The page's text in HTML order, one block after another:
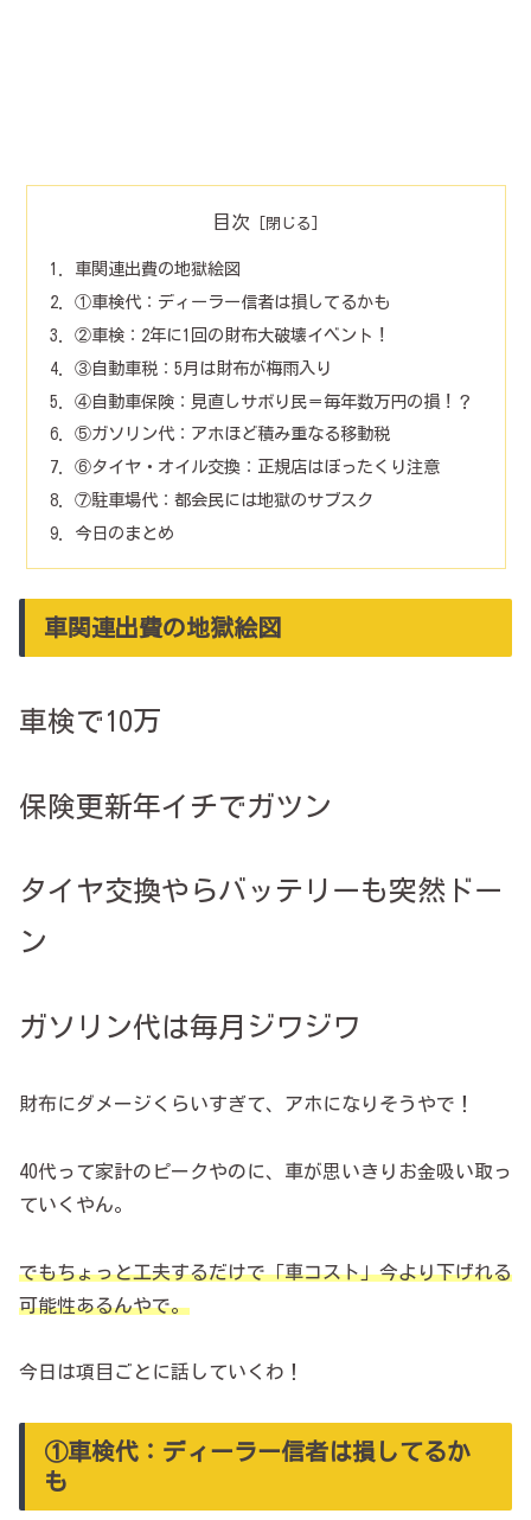
目次
車関連出費の地獄絵図
①車検代：ディーラー信者は損してるかも
②車検：2年に1回の財布大破壊イベント！
③自動車税：5月は財布が梅雨入り
④自動車保険：見直しサボり民＝毎年数万円の損！？
⑤ガソリン代：アホほど積み重なる移動税
⑥タイヤ・オイル交換：正規店はぼったくり注意
⑦駐車場代：都会民には地獄のサブスク
今日のまとめ
車関連出費の地獄絵図
車検で10万
保険更新年イチでガツン
タイヤ交換やらバッテリーも突然ドー
ン
ガソリン代は毎月ジワジワ
財布にダメージくらいすぎて、アホになりそうやで！
40代って家計のピークやのに、車が思いきりお金吸い取っ
ていくやん。
でもちょっと工夫するだけで「車コスト」今より下げれる
可能性あるんやで。
今日は項目ごとに話していくわ！
①車検代：ディーラー信者は損してるか
も